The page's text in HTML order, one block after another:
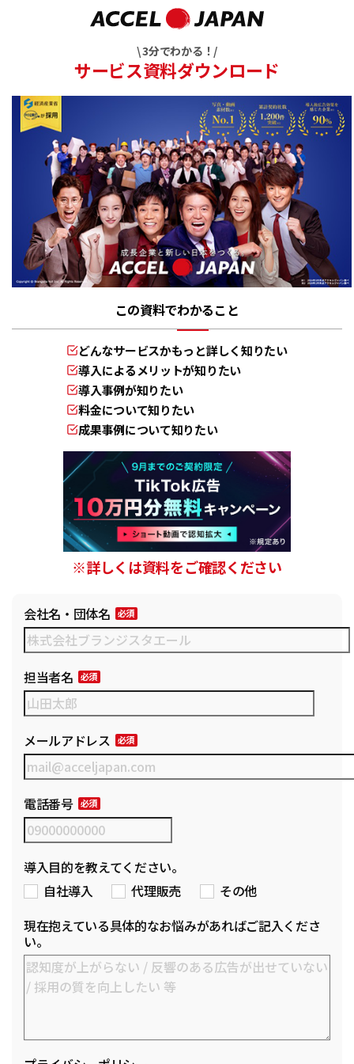
\ 3分でわかる！/
サービス資料ダウンロード
この資料でわかること
どんなサービスかもっと詳しく知りたい
導入によるメリットが知りたい
導入事例が知りたい
料金について知りたい
成果事例について知りたい
※詳しくは資料をご確認ください
会社名・団体名
担当者名
メールアドレス
電話番号
導入目的を教えてください。
自社導入
代理販売
その他
現在抱えている具体的なお悩みがあればご記入くださ
い。